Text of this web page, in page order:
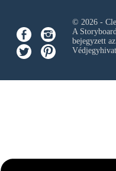
© 2026 -
A
bejegyzett